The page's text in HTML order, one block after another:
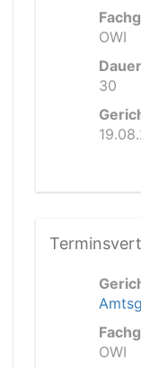
OWI
30
OWI